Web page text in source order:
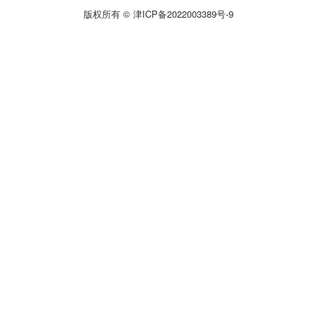
版权所有 © 津ICP备2022003389号-9